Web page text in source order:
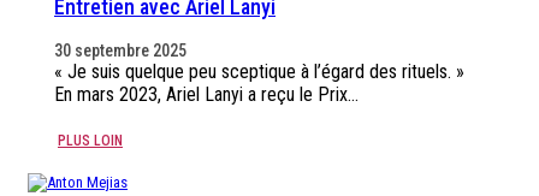
Entretien avec Ariel Lanyi
30 septembre 2025
« Je suis quelque peu sceptique à l’égard des rituels. »
En mars 2023, Ariel Lanyi a reçu le Prix…
PLUS LOIN